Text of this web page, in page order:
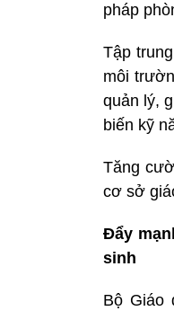
pháp
Tập
môi
quản lý,
biến kỹ
Tăng
cơ sở
Đẩy
sinh
Bộ Giáo